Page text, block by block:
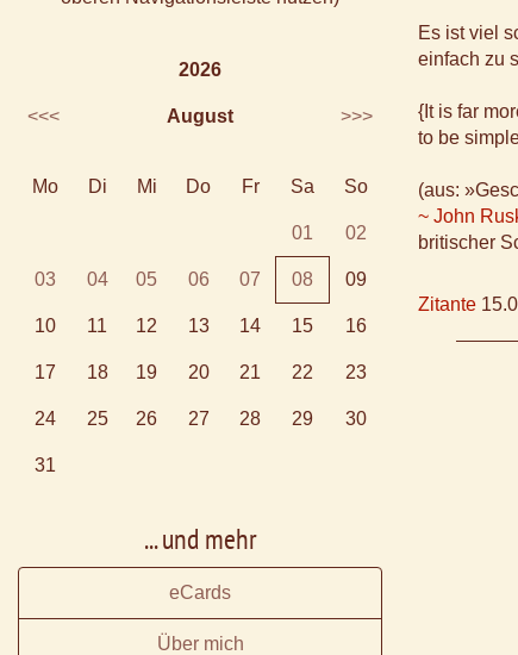
Es ist viel
einfach zu
{It is far
to be
(aus:
~ John
britischer
Zitante
2026
<<< August >>>
Mo Di Mi Do Fr Sa So
01 02
03 04 05 06 07 08 09
10 11 12 13 14 15 16
17 18 19 20 21 22 23
24 25 26 27 28 29 30
31
... und mehr
eCards
Über mich